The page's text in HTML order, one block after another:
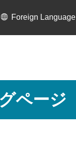
Foreign Language
ページ